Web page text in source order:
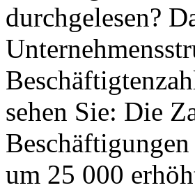
durchgelesen?
sehen Sie: Die
um 25 000